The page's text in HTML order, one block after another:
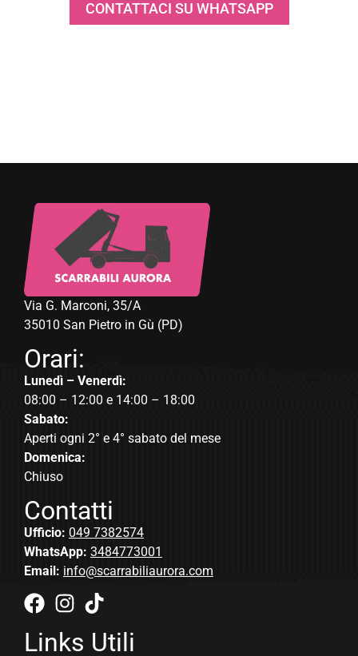
CONTATTACI SU WHATSAPP
Via G. Marconi, 35/A
35010 San Pietro in Gù (PD)
Orari:
Lunedì – Venerdì:
08:00 – 12:00 e 14:00 – 18:00
Sabato:
Aperti ogni 2° e 4° sabato del mese
Domenica:
Chiuso
Contatti
Ufficio: 049 7382574
WhatsApp: 3484773001
Email: info@scarrabiliaurora.com
Links Utili